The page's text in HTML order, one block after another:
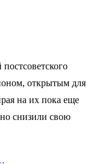
открытым для
на их пока еще
снизили свою